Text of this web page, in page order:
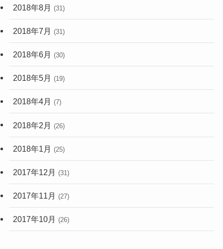
2018年8月 (31)
2018年7月 (31)
2018年6月 (30)
2018年5月 (19)
2018年4月 (7)
2018年2月 (26)
2018年1月 (25)
2017年12月 (31)
2017年11月 (27)
2017年10月 (26)